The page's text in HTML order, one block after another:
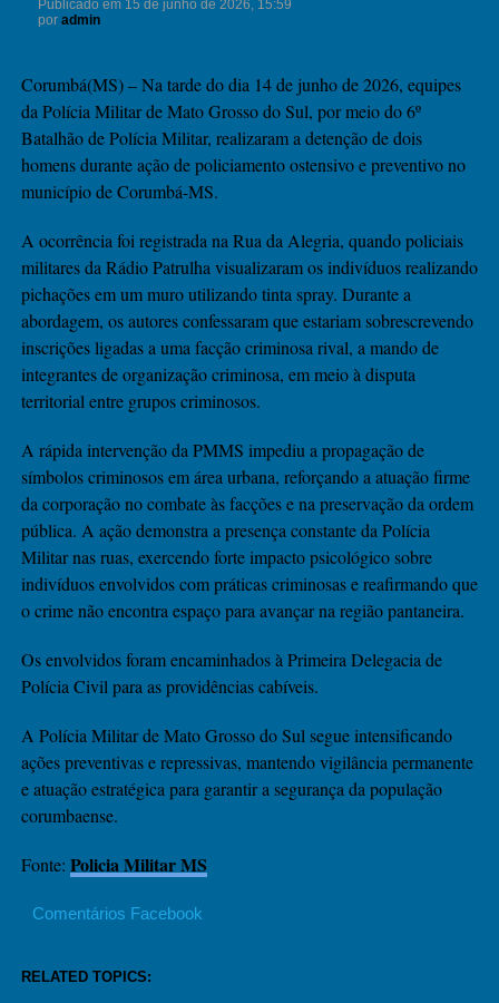
Publicado em 15 de junho de 2026, 15:59
por admin
Corumbá(MS) – Na tarde do dia 14 de junho de 2026, equipes
da Polícia Militar de Mato Grosso do Sul, por meio do 6º
Batalhão de Polícia Militar, realizaram a detenção de dois
homens durante ação de policiamento ostensivo e preventivo no
município de Corumbá-MS.
A ocorrência foi registrada na Rua da Alegria, quando policiais
militares da Rádio Patrulha visualizaram os indivíduos realizando
pichações em um muro utilizando tinta spray. Durante a
abordagem, os autores confessaram que estariam sobrescrevendo
inscrições ligadas a uma facção criminosa rival, a mando de
integrantes de organização criminosa, em meio à disputa
territorial entre grupos criminosos.
A rápida intervenção da PMMS impediu a propagação de
símbolos criminosos em área urbana, reforçando a atuação firme
da corporação no combate às facções e na preservação da ordem
pública. A ação demonstra a presença constante da Polícia
Militar nas ruas, exercendo forte impacto psicológico sobre
indivíduos envolvidos com práticas criminosas e reafirmando que
o crime não encontra espaço para avançar na região pantaneira.
Os envolvidos foram encaminhados à Primeira Delegacia de
Polícia Civil para as providências cabíveis.
A Polícia Militar de Mato Grosso do Sul segue intensificando
ações preventivas e repressivas, mantendo vigilância permanente
e atuação estratégica para garantir a segurança da população
corumbaense.
Fonte: Policia Militar MS
Comentários Facebook
RELATED TOPICS: